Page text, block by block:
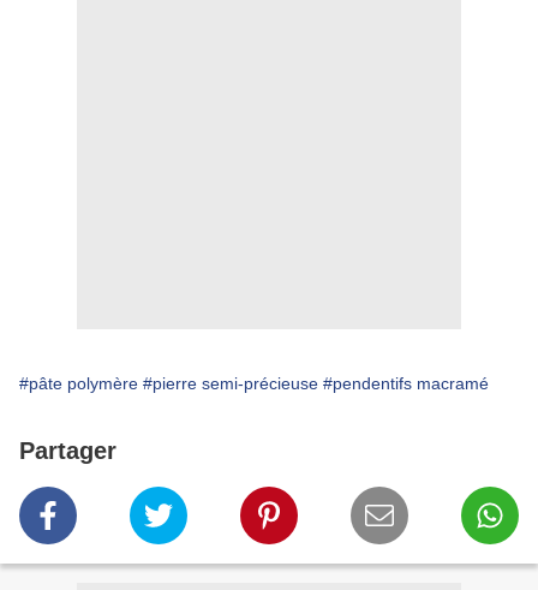
#pâte polymère #pierre semi-précieuse #pendentifs macramé
Partager